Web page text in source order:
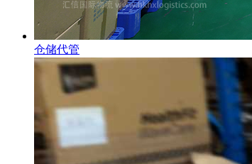
仓储代管